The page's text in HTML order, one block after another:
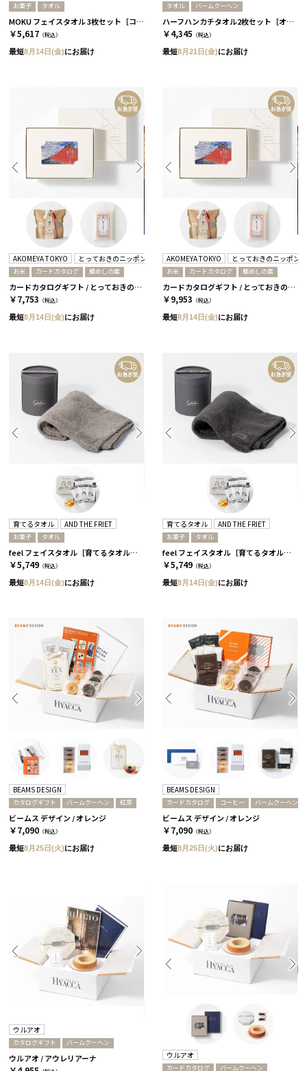
お菓子 タオル
MOKU フェイスタオル 3枚セット［コンテックス］+ドライフリット ギフトボックスミニ5個［アンドザフリット］/ スタンダード
￥5,617 （税込）
最短8月14日(金)にお届け
タオル バームクーヘン
ハーフハンカチタオル2枚セット［オルシア］+バームクーヘン / ブルー＆ブラック
￥4,345 （税込）
最短8月21日(金)にお届け
AKOMEYA TOKYO とっておきのニッポンを贈る
お米 カードカタログ 鯛めしの素
カードカタログギフト / とっておきのニッポンを贈る+鯛めし+ありがとう米 / 栄-C
￥7,753 （税込）
最短8月14日(金)にお届け
AKOMEYA TOKYO とっておきのニッポン
お米 カードカタログ 鯛めしの素
カードカタログギフト / とっておきのニッポンを贈る+鯛めし+ありがとう米 / 詩-C
￥9,953 （税込）
最短8月14日(金)にお届け
育てるタオル AND THE FRIET
お菓子 タオル
feel フェイスタオル［育てるタオル］+ドライフリット ギフトボックスミニ5個［アンドザフリット］/ ムーングレージュ
￥5,749 （税込）
最短8月14日(金)にお届け
育てるタオル AND THE FRIET
お菓子 タオル
feel フェイスタオル［育てるタオル］+ドライフリット ギフトボックスミニ5個［アンドザフリット］/ チャコール
￥5,749 （税込）
最短8月14日(金)にお届け
BEAMS DESIGN
カタログギフト バームクーヘン 紅茶
ビームス デザイン / オレンジ
￥7,090 （税込）
最短8月25日(火)にお届け
BEAMS DESIGN
カードカタログ コーヒー バームクーヘン
ビームス デザイン / オレンジ
￥7,090 （税込）
最短8月25日(火)にお届け
ウルアオ
カタログギフト バームクーヘン
ウルアオ / アウレリアーナ ウルアオ
カードカタログ バームクーヘン